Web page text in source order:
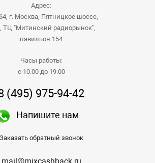
Адрес:
г. Москва, Пятницкое шоссе,
ТЦ "Митинский радиорынок",
павильон 154
Часы работы:
с 10.00 до 19.00
(495) 975-94-42
Напишите нам
Заказать обратный звонок